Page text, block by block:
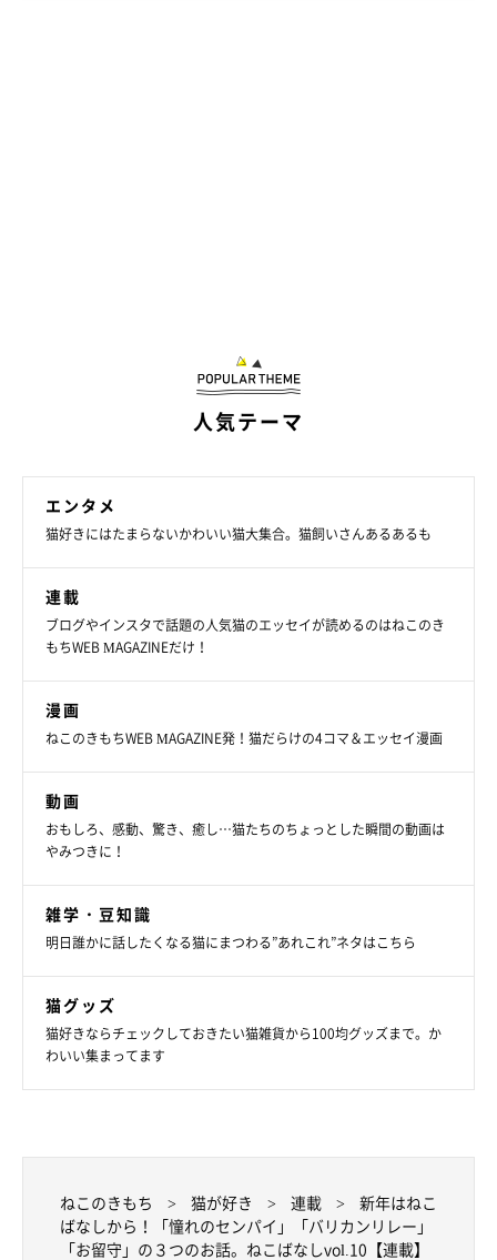
Taco（たこ）プロフィール
びゅうたびライターとしても活動中。
「ちいさな猫を召喚できたなら」「3匹のちいさな猫を召喚でき
たなら」「ぷっちねこ。」（徳間書店）など、好評発売中。「ち
いさな猫を召喚できたなら」は重版後、中国版・韓国版・インド
ネシア版も発売。
現在、Web上では不定期に新作漫画を更新中。詳しくは以下の
・Instagram
Tacoのインスタ：@tacos_cat
・Twitter
人気テーマ
エンタメ
猫好きにはたまらないかわいい猫大集合。猫飼いさんあるあるも
連載
ブログやインスタで話題の人気猫のエッセイが読めるのはねこのき
もちWEB MAGAZINEだけ！
漫画
ねこのきもちWEB MAGAZINE発！猫だらけの4コマ＆エッセイ漫画
動画
おもしろ、感動、驚き、癒し…猫たちのちょっとした瞬間の動画は
やみつきに！
雑学・豆知識
明日誰かに話したくなる猫にまつわる”あれこれ”ネタはこちら
猫グッズ
猫好きならチェックしておきたい猫雑貨から100均グッズまで。か
わいい集まってます
ねこのきもち 猫が好き 連載
新年はねこ
ばなしから！「憧れのセンパイ」「バリカンリレー」
「お留守」の３つのお話。ねこばなしvol.10【連載】